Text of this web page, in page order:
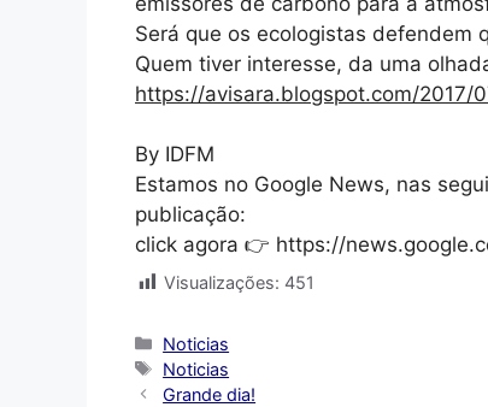
Será que os ecologistas defendem
Quem tiver interesse, da uma
https://avisara.blogspot.com/
By IDFM
Estamos no Google News, nas
publicação:
click agora 👉 https://
Visualizações: 451
Categorias
Noticias
Tags
Noticias
Grande dia!